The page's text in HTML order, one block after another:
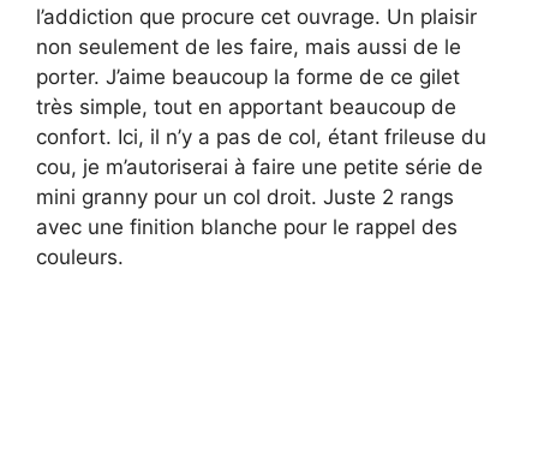
l’addiction que procure cet ouvrage. Un plaisir
non seulement de les faire, mais aussi de le
porter. J’aime beaucoup la forme de ce gilet
très simple, tout en apportant beaucoup de
confort. Ici, il n’y a pas de col, étant frileuse du
cou, je m’autoriserai à faire une petite série de
mini granny pour un col droit. Juste 2 rangs
avec une finition blanche pour le rappel des
couleurs.